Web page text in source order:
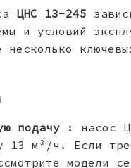
ЦНС 13-245
и условий
несколько
подачу
: насос
13 м³/ч. Если
модели